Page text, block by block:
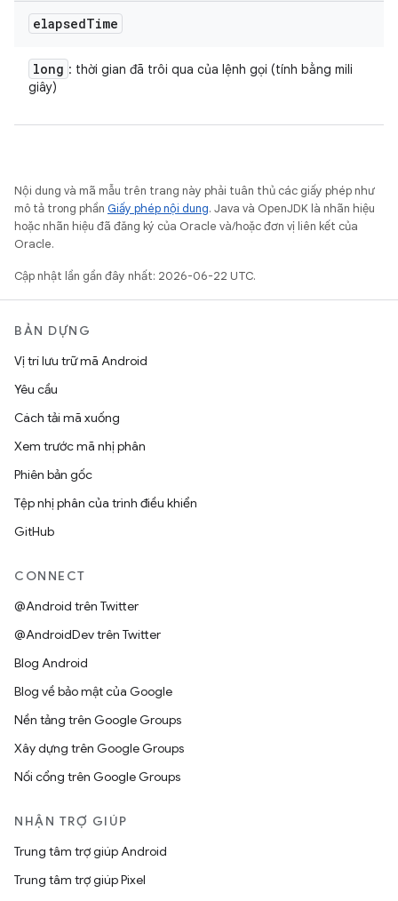
elapsedTime
long : thời gian đã trôi qua của lệnh gọi (tính bằng mili
giây)
Nội dung và mã mẫu trên trang này phải tuân thủ các giấy phép như
mô tả trong phần Giấy phép nội dung. Java và OpenJDK là nhãn hiệu
hoặc nhãn hiệu đã đăng ký của Oracle và/hoặc đơn vị liên kết của
Oracle.
Cập nhật lần gần đây nhất: 2026-06-22 UTC.
BẢN DỰNG
Vị trí lưu trữ mã Android
Yêu cầu
Cách tải mã xuống
Xem trước mã nhị phân
Phiên bản gốc
Tệp nhị phân của trình điều khiển
GitHub
CONNECT
@Android trên Twitter
@AndroidDev trên Twitter
Blog Android
Blog về bảo mật của Google
Nền tảng trên Google Groups
Xây dựng trên Google Groups
Nối cổng trên Google Groups
NHẬN TRỢ GIÚP
Trung tâm trợ giúp Android
Trung tâm trợ giúp Pixel